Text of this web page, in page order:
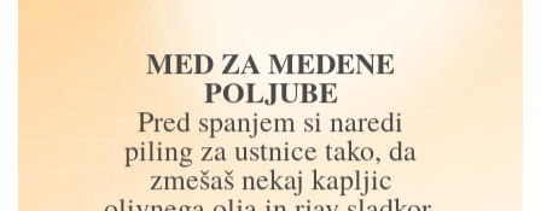
MED ZA MEDENE
POLJUBE
Pred spanjem si naredi
piling za ustnice tako, da
zmešaš nekaj kapljic